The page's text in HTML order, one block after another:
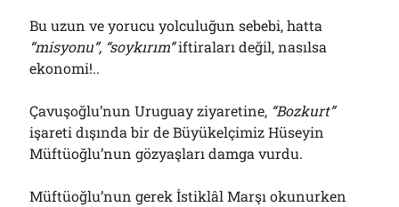
Bu uzun ve yorucu yolculuğun sebebi, hatta
“misyonu”, “soykırım”iftiraları değil, nasılsa
ekonomi!..
Çavuşoğlu’nun Uruguay ziyaretine, “Bozkurt”
işareti dışında bir de Büyükelçimiz Hüseyin
Müftüoğlu’nun gözyaşları damga vurdu.
Müftüoğlu’nun gerek İstiklâl Marşı okunurken